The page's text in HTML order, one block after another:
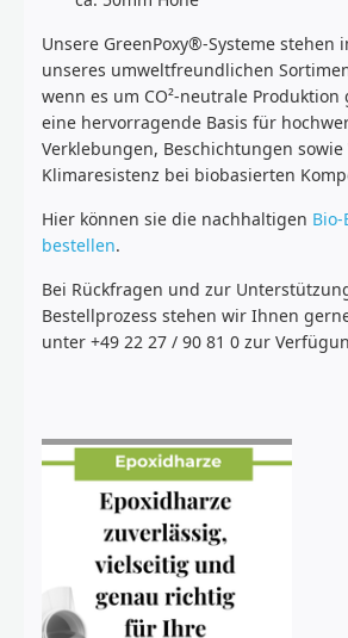
Unsere GreenPoxy®-Systeme stehen
unseres umweltfreundlichen
wenn es um CO²-neutrale Produktion
eine hervorragende Basis für
Verklebungen, Beschichtungen sowie
Klimaresistenz bei biobasierten
Hier können sie die nachhaltigen
bestellen.
Bei Rückfragen und zur
Bestellprozess stehen wir Ihnen
unter +49 22 27 / 90 81 0 zur